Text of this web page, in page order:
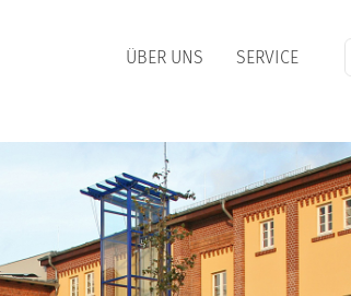
ÜBER UNS SERVICE
ERDGAS
ÜBERSICHT